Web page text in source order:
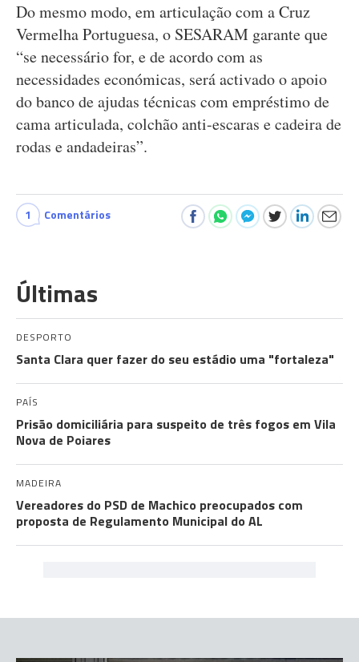
Do mesmo modo, em articulação com a Cruz
Vermelha Portuguesa, o SESARAM garante que
“se necessário for, e de acordo com as
necessidades económicas, será activado o apoio
do banco de ajudas técnicas com empréstimo de
cama articulada, colchão anti-escaras e cadeira de
rodas e andadeiras”.
1 Comentários
Últimas
DESPORTO
Santa Clara quer fazer do seu estádio uma "fortaleza"
PAÍS
Prisão domiciliária para suspeito de três fogos em Vila
Nova de Poiares
MADEIRA
Vereadores do PSD de Machico preocupados com
proposta de Regulamento Municipal do AL